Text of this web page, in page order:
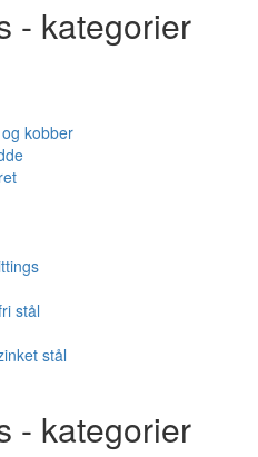
- kategorier
kobber
stål
stål
- kategorier